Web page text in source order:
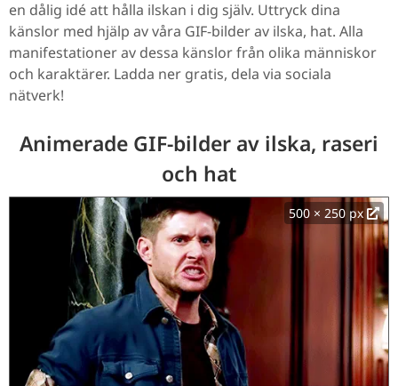
en dålig idé att hålla ilskan i dig själv. Uttryck dina
känslor med hjälp av våra GIF-bilder av ilska, hat. Alla
manifestationer av dessa känslor från olika människor
och karaktärer. Ladda ner gratis, dela via sociala
nätverk!
Animerade GIF-bilder av ilska, raseri
och hat
500 × 250 px